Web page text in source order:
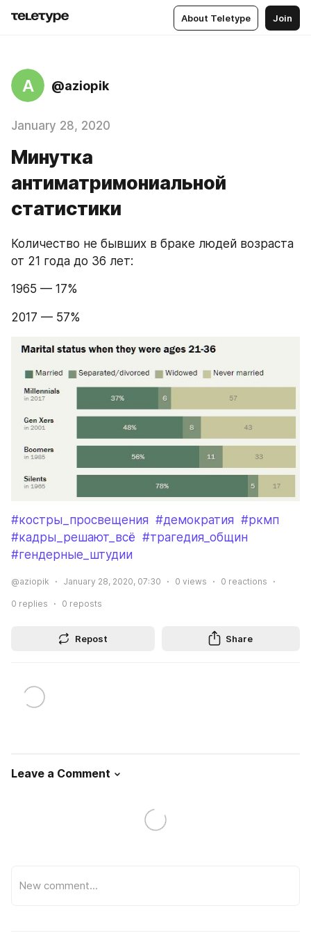
About Teletype Join
A @aziopik
January 28, 2020
Минутка
антиматримониальной
статистики
Количество не бывших в браке людей возраста
от 21 года до 36 лет:
1965 — 17%
2017 — 57%
#костры_просвещения #демократия #ркмп
#кадры_решают_всё #трагедия_общин
#гендерные_штудии
@aziopik January 28, 2020, 07:30 0 views 0 reactions
0 replies 0 reposts
Repost Share
Leave a Comment